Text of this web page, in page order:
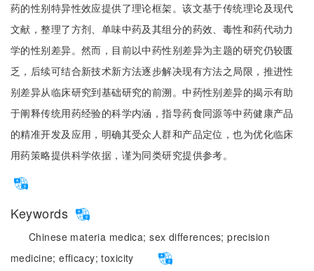
药的性别特异性效应提供了理论框架。该文基于传统理论及现代
文献，整理了方剂、单味中药及其组分的药效、毒性和药代动力
学的性别差异。然而，目前以中药性别差异为主题的研究仍较匮
乏，后续可结合新技术新方法逐步解决现有方法之局限，推进性
别差异从临床研究到基础研究的前溯。中药性别差异的揭示有助
于阐释传统用药经验的科学内涵，指导药食同源等中药健康产品
的精准开发及应用，明确其受众人群和产品定位，也为优化临床
用药策略提供科学依据，谨为同类研究提供参考。
Keywords
Chinese materia medica;sex differences;precision
medicine;efficacy;toxicity